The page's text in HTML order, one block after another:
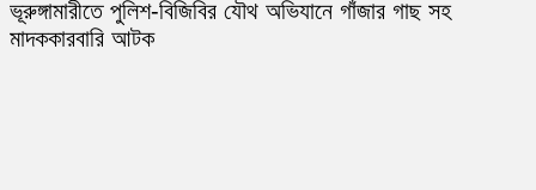
ভূরুঙ্গামারীতে পুলিশ-বিজিবির যৌথ অভিযানে গাঁজার গাছ সহ
মাদককারবারি আটক